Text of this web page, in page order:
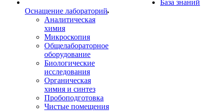
Оснащение лабораторий
Аналитическая
химия
Микроскопия
Общелабораторное
оборудование
Биологические
исследования
Органическая
химия и синтез
Пробоподготовка
Чистые помещения
База знаний